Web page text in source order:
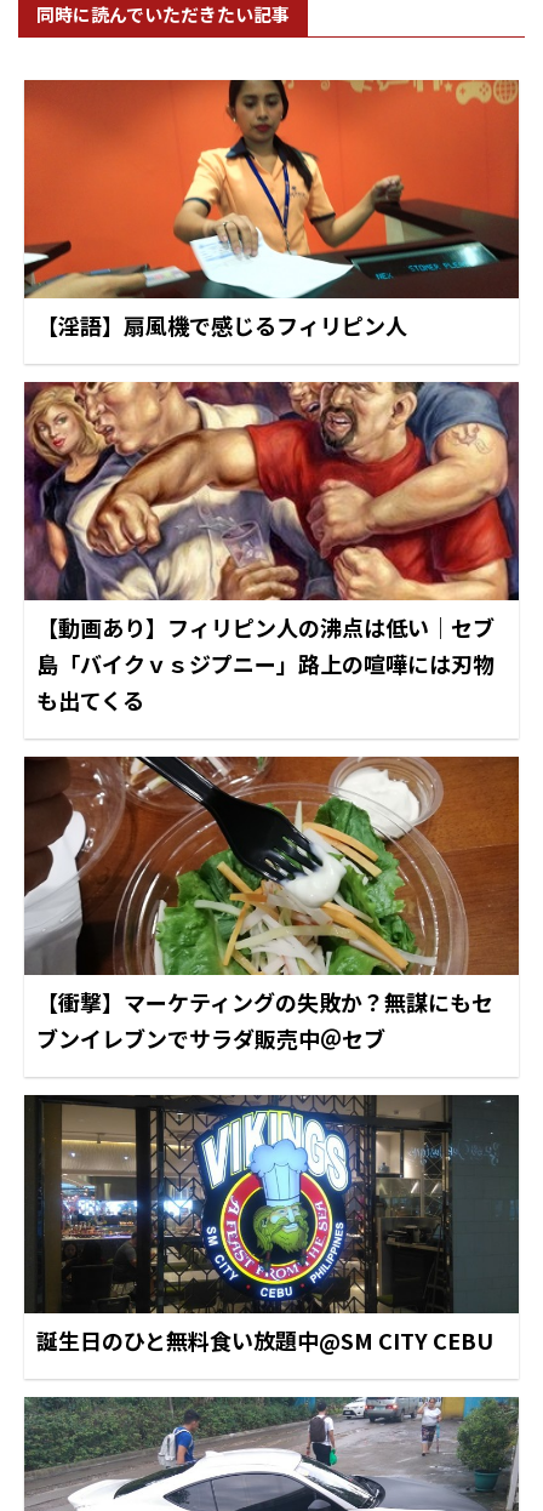
同時に読んでいただきたい記事
【淫語】扇風機で感じるフィリピン人
【動画あり】フィリピン人の沸点は低い｜セブ
島「バイクｖｓジプニー」路上の喧嘩には刃物
も出てくる
【衝撃】マーケティングの失敗か？無謀にもセ
ブンイレブンでサラダ販売中＠セブ
誕生日のひと無料食い放題中@SM CITY CEBU